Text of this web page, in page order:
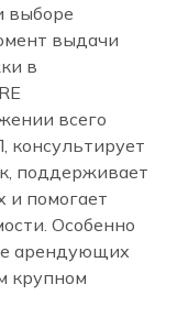
выборе
выдачи
в
всего
консультирует
поддерживает
и помогает
Особенно
арендующих
крупном